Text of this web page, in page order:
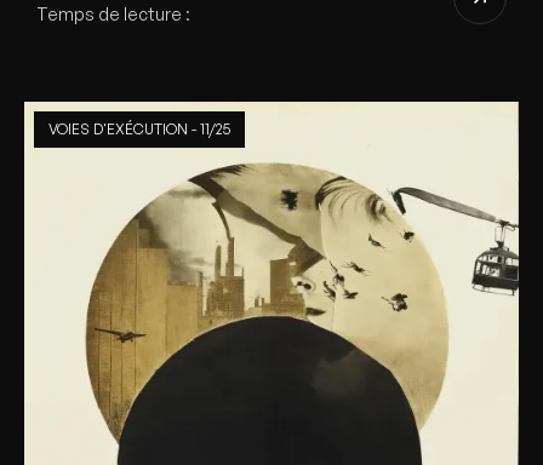
Temps de lecture :
VOIES D'EXÉCUTION - 11/25